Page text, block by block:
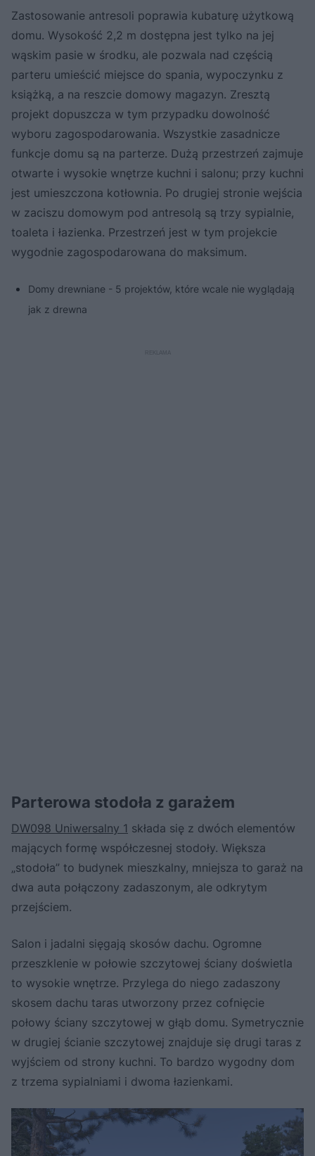
Zastosowanie antresoli poprawia kubaturę użytkową
domu. Wysokość 2,2 m dostępna jest tylko na jej
wąskim pasie w środku, ale pozwala nad częścią
parteru umieścić miejsce do spania, wypoczynku z
książką, a na reszcie domowy magazyn. Zresztą
projekt dopuszcza w tym przypadku dowolność
wyboru zagospodarowania. Wszystkie zasadnicze
funkcje domu są na parterze. Dużą przestrzeń zajmuje
otwarte i wysokie wnętrze kuchni i salonu; przy kuchni
jest umieszczona kotłownia. Po drugiej stronie wejścia
w zaciszu domowym pod antresolą są trzy sypialnie,
toaleta i łazienka. Przestrzeń jest w tym projekcie
wygodnie zagospodarowana do maksimum.
Domy drewniane - 5 projektów, które wcale nie wyglądają
jak z drewna
Parterowa stodoła z garażem
DW098 Uniwersalny 1 składa się z dwóch elementów
mających formę współczesnej stodoły. Większa
„stodoła” to budynek mieszkalny, mniejsza to garaż na
dwa auta połączony zadaszonym, ale odkrytym
przejściem.
Salon i jadalni sięgają skosów dachu. Ogromne
przeszklenie w połowie szczytowej ściany doświetla
to wysokie wnętrze. Przylega do niego zadaszony
skosem dachu taras utworzony przez cofnięcie
połowy ściany szczytowej w głąb domu. Symetrycznie
w drugiej ścianie szczytowej znajduje się drugi taras z
wyjściem od strony kuchni. To bardzo wygodny dom
z trzema sypialniami i dwoma łazienkami.